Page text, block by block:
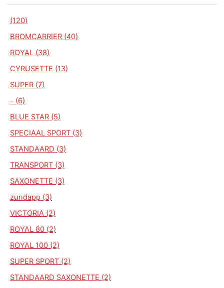
(120)
BROMCARRIER (40)
ROYAL (38)
CYRUSETTE (13)
SUPER (7)
- (6)
BLUE STAR (5)
SPECIAAL SPORT (3)
STANDAARD (3)
TRANSPORT (3)
SAXONETTE (3)
zundapp (3)
VICTORIA (2)
ROYAL 80 (2)
ROYAL 100 (2)
SUPER SPORT (2)
STANDAARD SAXONETTE (2)